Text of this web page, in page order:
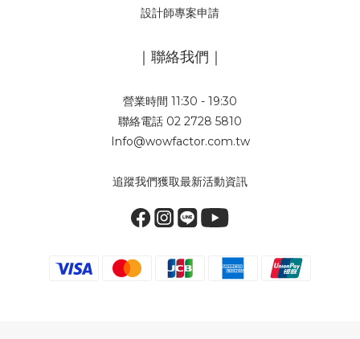
設計師專案申請
｜聯絡我們｜
營業時間 11:30 - 19:30
聯絡電話 02 2728 5810
Info@wowfactor.com.tw
追蹤我們獲取最新活動資訊